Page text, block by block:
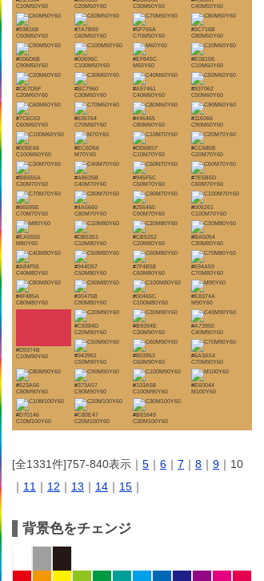
C10M50Y60
C20M50Y60
C30M50Y60
C40M50Y60
#938168
C50M50Y60
#7A7B69
C60M50Y60
#5F766A
C70M50Y60
#3C716B
C80M50Y60
#006D6B
C90M50Y60
#00696C
C100M50Y60
#EF845C
M60Y60
#E0815E
C10M60Y60
#CE7D5F
C20M60Y60
#BC7960
C30M60Y60
#A97461
C40M60Y60
#937062
C50M60Y60
#7C6C63
C60M60Y60
#636764
C70M60Y60
#446465
C80M60Y60
#116066
C90M60Y60
#005E66
C100M60Y60
#EC6D56
M70Y60
#DD6B57
C10M70Y60
#CC6858
C20M70Y60
#BB655A
C30M70Y60
#A8625B
C40M70Y60
#945F5C
C50M70Y60
#7E5B5D
C60M70Y60
#66595E
C70M70Y60
#4A5660
C80M70Y60
#255460
C90M70Y60
#005261
C100M70Y60
#EA5550
M80Y60
#DB5351
C10M80Y60
#CB5252
C20M80Y60
#BA5054
C30M80Y60
#A84F55
C40M80Y60
#944D57
C50M80Y60
#7F4B58
C60M80Y60
#694A59
C70M80Y60
#4F485A
C80M80Y60
#30475B
C90M80Y60
#00465C
C100M80Y60
#E8374A
M90Y60
#D9374B
C10M90Y60
#C9384D
C20M90Y60
#B9394E
C30M90Y60
#A73950
C40M90Y60
#943951
C50M90Y60
#803953
C60M90Y60
#6A3A54
C70M90Y60
#523A56
C80M90Y60
#373A57
C90M90Y60
#103A58
C100M90Y60
#E60044
M100Y60
#D70146
C10M100Y60
#C80E47
C20M100Y60
#B81649
C30M100Y60
[全1331件]757-840表示｜ 5 ｜ 6 ｜ 7 ｜ 8 ｜ 9 ｜10
｜ 11 ｜ 12 ｜ 13 ｜ 14 ｜ 15 ｜
背景色をチェンジ